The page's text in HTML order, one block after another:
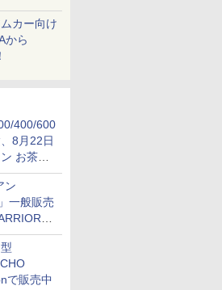
カー向け
から
400/600
8月22日
お茶の
ン
一般販売
か
で販売中